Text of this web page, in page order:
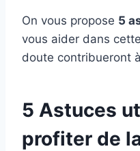
On vous propose 5
vous aider dans
doute contribueront
5 Astuces
profiter de